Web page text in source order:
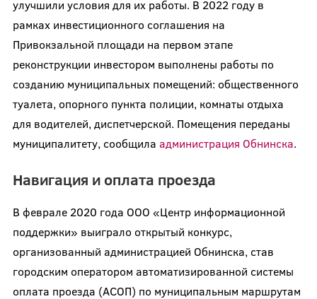
улучшили условия для их работы. В 2022 году в
рамках инвестиционного соглашения на
Привокзальной площади на первом этапе
реконструкции инвестором выполнены работы по
созданию муниципальных помещений: общественного
туалета, опорного пункта полиции, комнаты отдыха
для водителей, диспетчерской. Помещения переданы
муниципалитету, сообщила администрация Обнинска.
Навигация и оплата проезда
В феврале 2020 года ООО «Центр информационной
поддержки» выиграло открытый конкурс,
организованный администрацией Обнинска, став
городским оператором автоматизированной системы
оплата проезда (АСОП) по муниципальным маршрутам